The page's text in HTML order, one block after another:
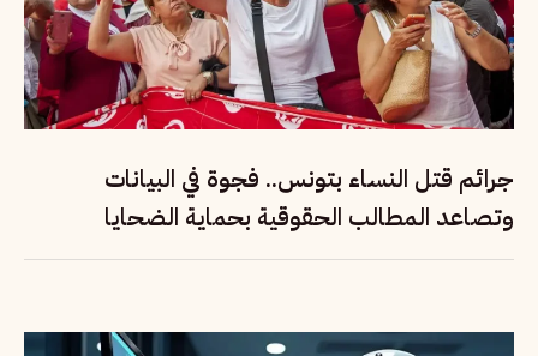
جرائم قتل النساء بتونس.. فجوة في البيانات
وتصاعد المطالب الحقوقية بحماية الضحايا